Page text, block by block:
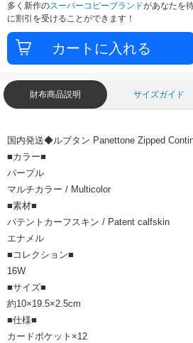
多く新作のスーパーコピーブランドがあなたを
に割引を受けることができます！
財布商品説明 サイズガイド
国内発送◆ルブタン Panettone Zipped
■カラー■
パープル
マルチカラー / Multicolor
■素材■
パテントカーフスキン / Patent calfskin
エナメル
■コレクション■
16W
■サイズ■
約10×19.5×2.5cm
■仕様■
カードポケット×12